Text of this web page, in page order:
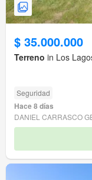
$ 35.000.000
Terreno in Los
Seguridad
Hace 8 días
DANIEL CARRASCO